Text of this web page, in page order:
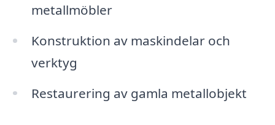
metallmöbler
Konstruktion av maskindelar och
verktyg
Restaurering av gamla metallobjekt